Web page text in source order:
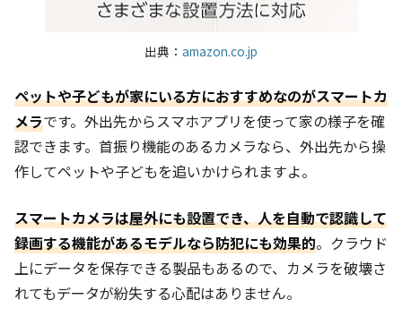
出典： amazon.co.jp
ペットや子どもが家にいる方におすすめなのがスマートカ
メラです。外出先からスマホアプリを使って家の様子を確
認できます。首振り機能のあるカメラなら、外出先から操
作してペットや子どもを追いかけられますよ。
スマートカメラは屋外にも設置でき、人を自動で認識して
録画する機能があるモデルなら防犯にも効果的。クラウド
上にデータを保存できる製品もあるので、カメラを破壊さ
れてもデータが紛失する心配はありません。